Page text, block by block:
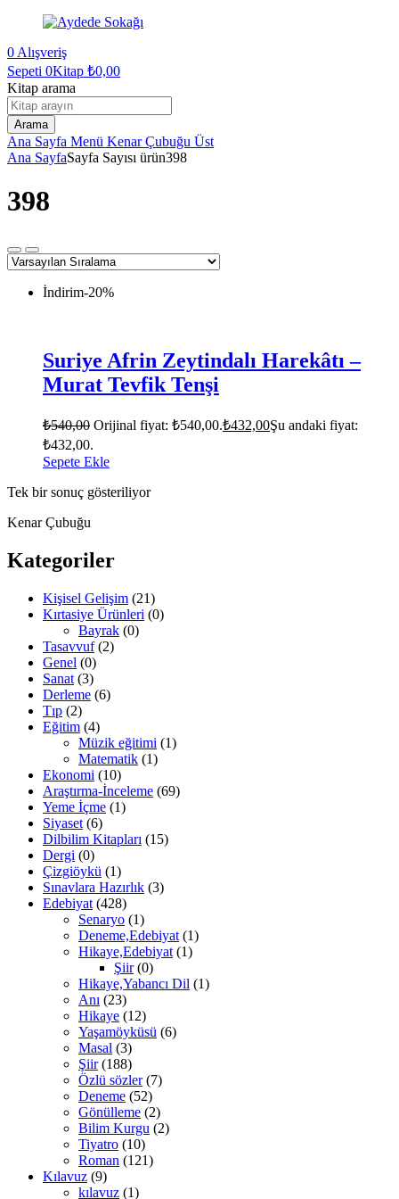
0 Alışveriş
Sepeti 0Kitap ₺0,00
Kitap arama
Arama
Ana Sayfa Menü Kenar Çubuğu Üst
Ana SayfaSayfa Sayısı ürün398
398
İndirim-20%
Suriye Afrin Zeytindalı Harekâtı –
Murat Tevfik Tenşi
₺540,00 Orijinal fiyat: ₺540,00.₺432,00Şu andaki fiyat:
₺432,00.
Sepete Ekle
Tek bir sonuç gösteriliyor
Kenar Çubuğu
Kategoriler
Kişisel Gelişim (21)
Kırtasiye Ürünleri (0)
Bayrak (0)
Tasavvuf (2)
Genel (0)
Sanat (3)
Derleme (6)
Tıp (2)
Eğitim (4)
Müzik eğitimi (1)
Matematik (1)
Ekonomi (10)
Araştırma-İnceleme (69)
Yeme İçme (1)
Siyaset (6)
Dilbilim Kitapları (15)
Dergi (0)
Çizgiöykü (1)
Sınavlara Hazırlık (3)
Edebiyat (428)
Senaryo (1)
Deneme,Edebiyat (1)
Hikaye,Edebiyat (1)
Şiir (0)
Hikaye,Yabancı Dil (1)
Anı (23)
Hikaye (12)
Yaşamöyküsü (6)
Masal (3)
Şiir (188)
Özlü sözler (7)
Deneme (52)
Gönülleme (2)
Bilim Kurgu (2)
Tiyatro (10)
Roman (121)
Kılavuz (9)
kılavuz (1)